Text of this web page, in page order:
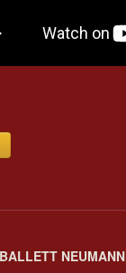
NEUMANN